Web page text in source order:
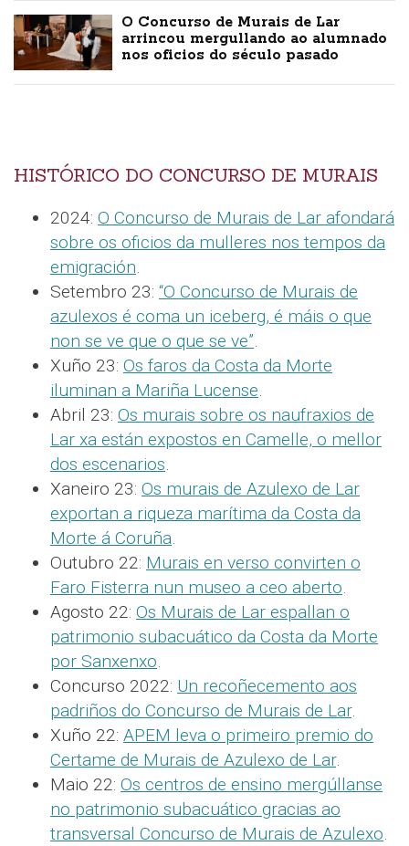
O Concurso de Murais de Lar
arrincou mergullando ao alumnado
nos oficios do século pasado
HISTÓRICO DO CONCURSO DE MURAIS
2024: O Concurso de Murais de Lar afondará
sobre os oficios da mulleres nos tempos da
emigración.
Setembro 23: “O Concurso de Murais de
azulexos é coma un iceberg, é máis o que
non se ve que o que se ve”.
Xuño 23: Os faros da Costa da Morte
iluminan a Mariña Lucense.
Abril 23: Os murais sobre os naufraxios de
Lar xa están expostos en Camelle, o mellor
dos escenarios.
Xaneiro 23: Os murais de Azulexo de Lar
exportan a riqueza marítima da Costa da
Morte á Coruña.
Outubro 22: Murais en verso convirten o
Faro Fisterra nun museo a ceo aberto.
Agosto 22: Os Murais de Lar espallan o
patrimonio subacuático da Costa da Morte
por Sanxenxo.
Concurso 2022: Un recoñecemento aos
padriños do Concurso de Murais de Lar.
Xuño 22: APEM leva o primeiro premio do
Certame de Murais de Azulexo de Lar.
Maio 22: Os centros de ensino mergúllanse
no patrimonio subacuático gracias ao
transversal Concurso de Murais de Azulexo.